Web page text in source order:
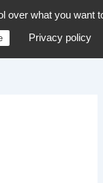
over what you want
Privacy policy